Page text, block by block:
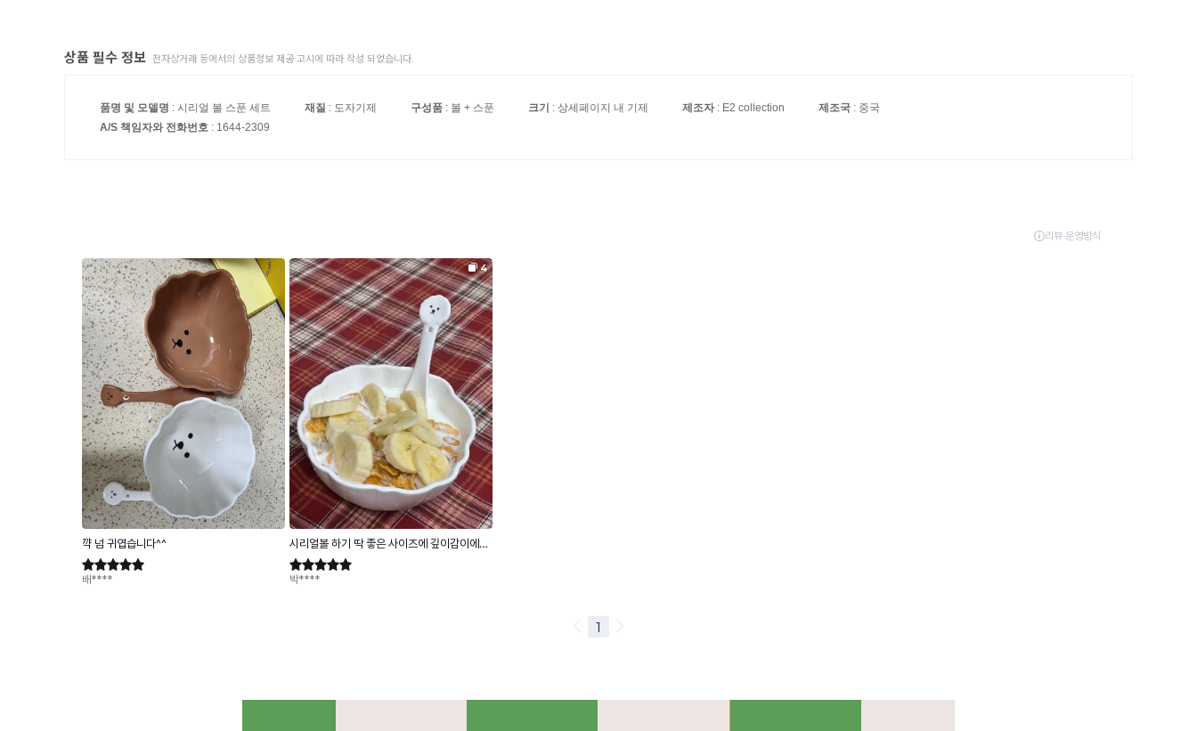
상품 필수 정보 전자상거래 등에서의 상품정보 제공 고시에 따라 작성 되었습니다.
품명 및 모델명 : 시리얼 볼 스푼 세트 재질 : 도자기제 구성품 : 볼 + 스푼 크기 : 상세페이지 내 기제 제조자: E2 collection 제조국 : 중국
A/S 책임자와 전화번호 : 1644-2309